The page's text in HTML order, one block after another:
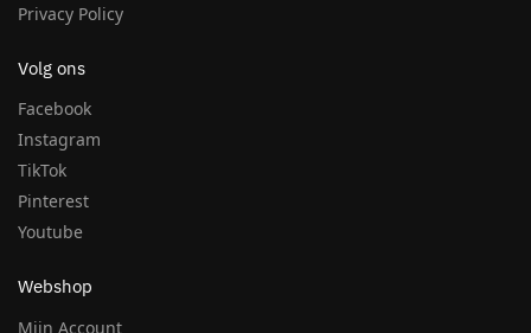
Privacy Policy
Volg ons
Facebook
Instagram
TikTok
Pinterest
Youtube
Webshop
Mijn Account